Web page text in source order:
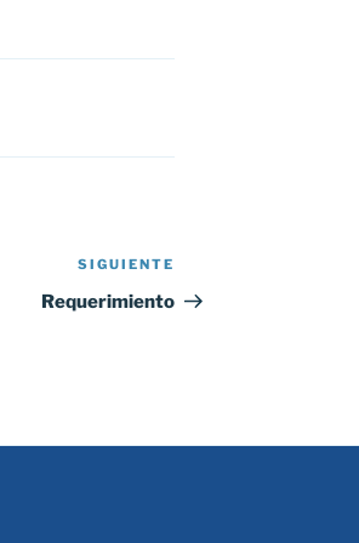
entrada
SIGUIENTE
Requerimiento